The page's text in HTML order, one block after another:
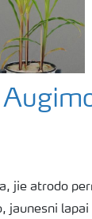
jie atrodo
jaunesni lapai